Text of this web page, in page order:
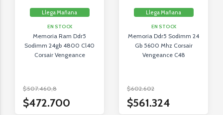
Llega Mañana
EN STOCK
Memoria Ram Ddr5
Sodimm 24gb 4800 Cl40
Corsair Vengeance
$507.460,8
$472.700
Llega Mañana
EN STOCK
Memoria Ddr5 Sodimm 24
Gb 5600 Mhz Corsair
Vengeance C48
$602.602
$561.324